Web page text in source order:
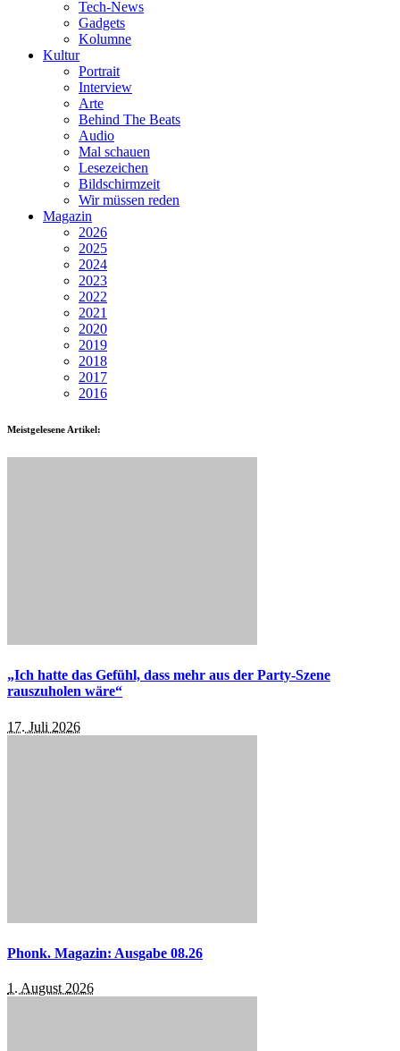
Tech-News
Gadgets
Kolumne
Kultur
Portrait
Interview
Arte
Behind The Beats
Audio
Mal schauen
Lesezeichen
Bildschirmzeit
Wir müssen reden
Magazin
2026
2025
2024
2023
2022
2021
2020
2019
2018
2017
2016
Meistgelesene Artikel:
„Ich hatte das Gefühl, dass mehr aus der Party-Szene
rauszuholen wäre“
17. Juli 2026
Phonk. Magazin: Ausgabe 08.26
1. August 2026